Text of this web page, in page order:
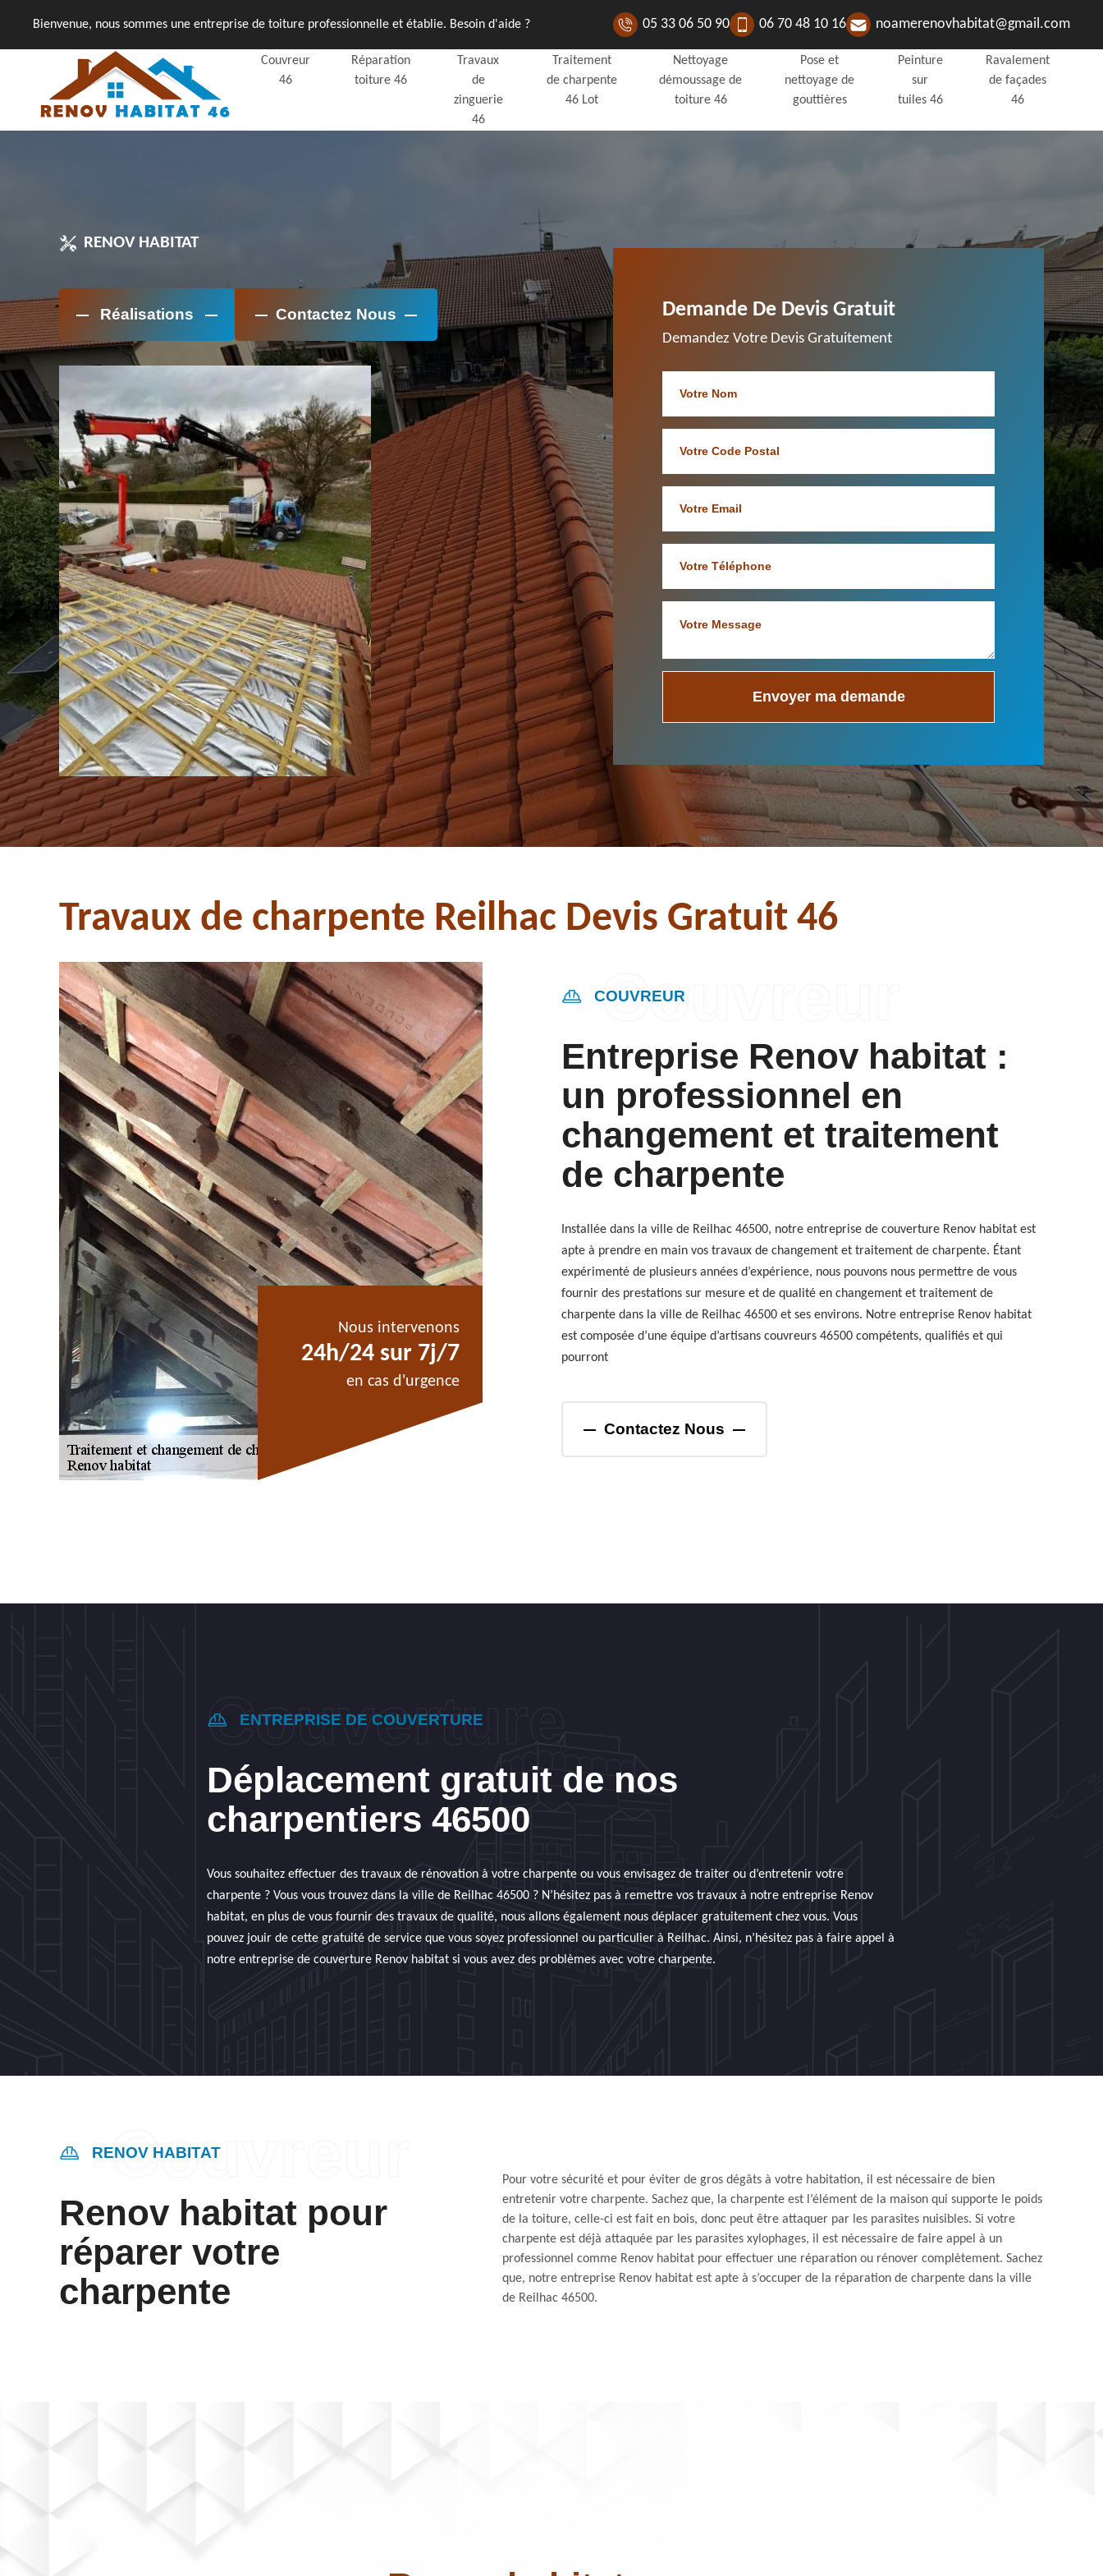
Bienvenue, nous sommes une entreprise de toiture professionnelle et établie. Besoin d'aide ? 05 33 06 50 90 06 70 48 10 16 noamerenovhabitat@gmail.com
Couvreur
46
Réparation
toiture 46
Travaux
de
zinguerie
46
Traitement
de charpente
46 Lot
Nettoyage
démoussage de
toiture 46
Pose et
nettoyage de
gouttières
Peinture
sur
tuiles 46
Ravalement
de façades
46
RENOV HABITAT
Réalisations Contactez Nous Demande De Devis Gratuit
Demandez Votre Devis Gratuitement
Travaux de charpente Reilhac Devis Gratuit 46
Nous intervenons
24h/24 sur 7j/7
en cas d'urgence
COUVREUR
Entreprise Renov habitat :
un professionnel en
changement et traitement
de charpente
Installée dans la ville de Reilhac 46500, notre entreprise de couverture Renov habitat est
apte à prendre en main vos travaux de changement et traitement de charpente. Étant
expérimenté de plusieurs années d’expérience, nous pouvons nous permettre de vous
fournir des prestations sur mesure et de qualité en changement et traitement de
charpente dans la ville de Reilhac 46500 et ses environs. Notre entreprise Renov habitat
est composée d’une équipe d’artisans couvreurs 46500 compétents, qualifiés et qui
pourront
Contactez Nous
ENTREPRISE DE COUVERTURE
Déplacement gratuit de nos
charpentiers 46500
Vous souhaitez effectuer des travaux de rénovation à votre charpente ou vous envisagez de traiter ou d’entretenir votre
charpente ? Vous vous trouvez dans la ville de Reilhac 46500 ? N’hésitez pas à remettre vos travaux à notre entreprise Renov
habitat, en plus de vous fournir des travaux de qualité, nous allons également nous déplacer gratuitement chez vous. Vous
pouvez jouir de cette gratuité de service que vous soyez professionnel ou particulier à Reilhac. Ainsi, n’hésitez pas à faire appel à
notre entreprise de couverture Renov habitat si vous avez des problèmes avec votre charpente.
RENOV HABITAT
Renov habitat pour
réparer votre
charpente
Pour votre sécurité et pour éviter de gros dégâts à votre habitation, il est nécessaire de bien
entretenir votre charpente. Sachez que, la charpente est l’élément de la maison qui supporte le poids
de la toiture, celle-ci est fait en bois, donc peut être attaquer par les parasites nuisibles. Si votre
charpente est déjà attaquée par les parasites xylophages, il est nécessaire de faire appel à un
professionnel comme Renov habitat pour effectuer une réparation ou rénover complètement. Sachez
que, notre entreprise Renov habitat est apte à s’occuper de la réparation de charpente dans la ville
de Reilhac 46500.